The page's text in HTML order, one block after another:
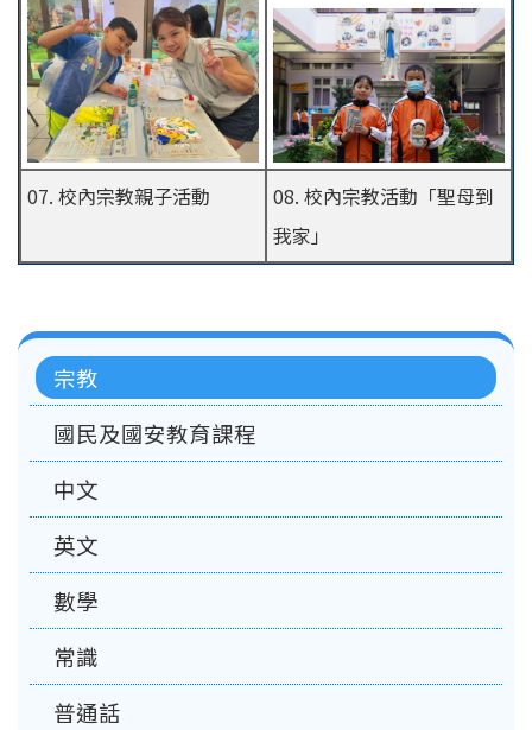
07. 校內宗教親子活動
08. 校內宗教活動「聖母到
我家」
Main
navigation
宗教
國民及國安教育課程
中文
英文
數學
常識
普通話